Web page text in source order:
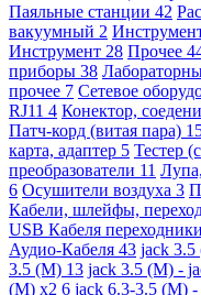
Паяльные станции 42
вакуумный 2
Инструмент 28 Прочее
приборы 38
прочее 7 Сетевое
RJ11 4 Конектор,
Патч-корд (витая пара)
карта, адаптер 5 Тестер
преобразователи 11
6 Осушители воздуха 3
Кабели, шлейфы,
USB Кабеля переходники
Аудио-Кабеля 43 jack 3.5
3.5 (M) 13 jack 3.5 (M) -
(M) x2 6 jack 6.3-3.5 (M)